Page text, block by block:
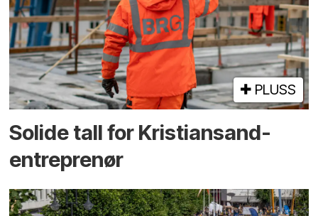
PLUSS
Solide tall for Kristiansand-
entreprenør